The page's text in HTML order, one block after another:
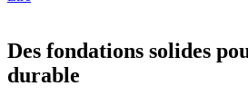
Des fondations solides
durable